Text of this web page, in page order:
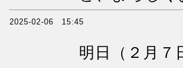
2025-02-06 15:45
明日（２月７